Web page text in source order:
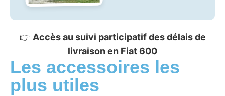
👉 Accès au suivi participatif des délais de
livraison en Fiat 600
Les accessoires les
plus utiles